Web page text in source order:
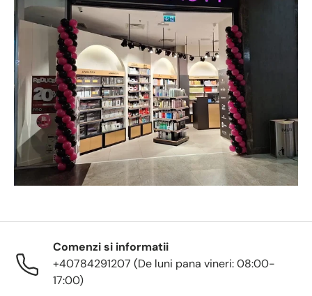
Comenzi si informatii
+40784291207 (De luni pana vineri: 08:00-
17:00)